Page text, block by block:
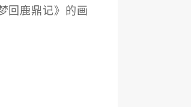
回鹿鼎记》的画